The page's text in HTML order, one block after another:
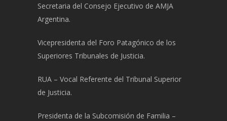
Secretaria del Consejo Ejecutivo de AMJA
Argentina.
Vicepresidenta del Foro Patagónico de los
Superiores Tribunales de Justicia.
RUA – Vocal Referente del Tribunal Superior
de Justicia.
Presidenta de la Subcomisión de Familia –